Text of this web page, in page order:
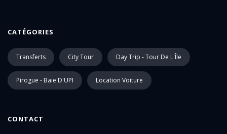
CATÉGORIES
Transferts City Tour Day Trip - Tour De L'Île
Pirogue - Baie D'UPI Location Voiture
CONTACT